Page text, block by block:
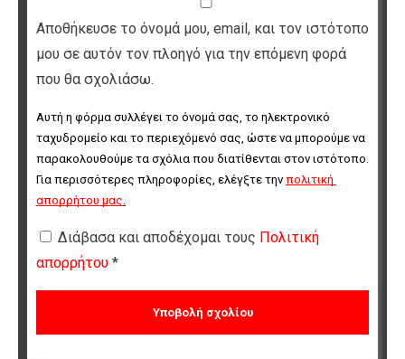
Αποθήκευσε το όνομά μου, email, και τον ιστότοπο
μου σε αυτόν τον πλοηγό για την επόμενη φορά
που θα σχολιάσω.
Αυτή η φόρμα συλλέγει το όνομά σας, το ηλεκτρονικό
ταχυδρομείο και το περιεχόμενό σας, ώστε να μπορούμε να
παρακολουθούμε τα σχόλια που διατίθενται στον ιστότοπο.
Για περισσότερες πληροφορίες, ελέγξτε την πολιτική
απορρήτου μας
Διάβασα και αποδέχομαι τους Πολιτική
απορρήτου *